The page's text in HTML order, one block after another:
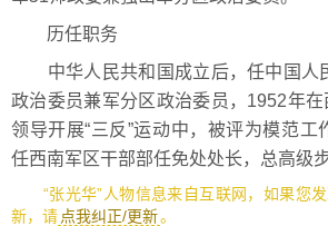
历任职务
中华人民共和国成立后，任中国人
政治委员兼军分区政治委员，1952年
领导开展“三反”运动中，被评为模范工
任西南军区干部部任免处处长，总高级
“张光华”人物信息来自互联网，如果您发
新，请 点我纠正/更新。